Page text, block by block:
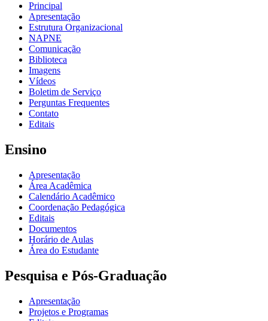
Principal
Apresentação
Estrutura Organizacional
NAPNE
Comunicação
Biblioteca
Imagens
Vídeos
Boletim de Serviço
Perguntas Frequentes
Contato
Editais
Ensino
Apresentação
Área Acadêmica
Calendário Acadêmico
Coordenação Pedagógica
Editais
Documentos
Horário de Aulas
Área do Estudante
Pesquisa e Pós-Graduação
Apresentação
Projetos e Programas